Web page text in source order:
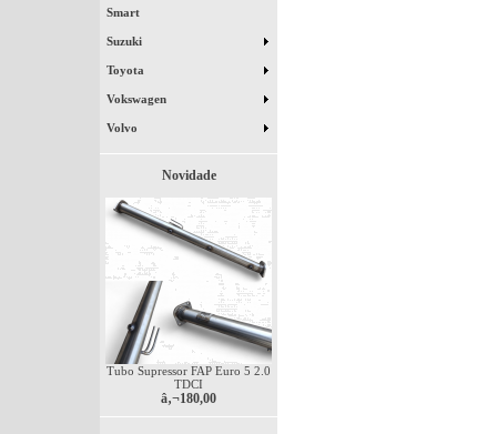
Smart
Suzuki
Toyota
Vokswagen
Volvo
Novidade
Tubo Supressor FAP Euro 5 2.0
TDCI
â‚¬180,00